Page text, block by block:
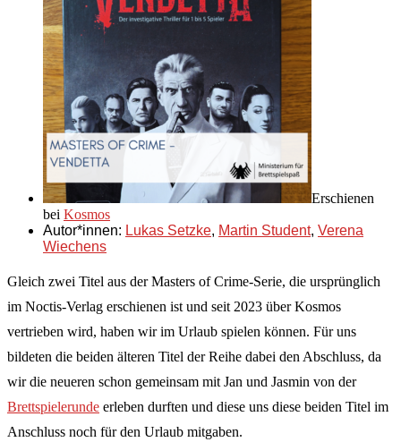
Erschienen
bei Kosmos
Autor*innen: Lukas Setzke, Martin Student, Verena
Wiechens
Gleich zwei Titel aus der Masters of Crime-Serie, die ursprünglich
im Noctis-Verlag erschienen ist und seit 2023 über Kosmos
vertrieben wird, haben wir im Urlaub spielen können. Für uns
bildeten die beiden älteren Titel der Reihe dabei den Abschluss, da
wir die neueren schon gemeinsam mit Jan und Jasmin von der
Brettspielerunde erleben durften und diese uns diese beiden Titel im
Anschluss noch für den Urlaub mitgaben.